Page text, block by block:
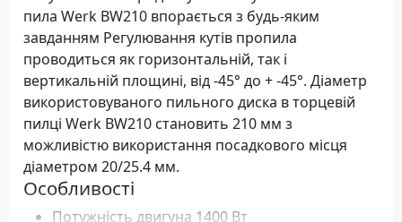
пила Werk BW210 впорається з будь-яким
завданням Регулювання кутів пропила
проводиться як горизонтальній, так і
вертикальній площині, від -45° до + -45°. Діаметр
використовуваного пильного диска в торцевій
пилці Werk BW210 становить 210 мм з
можливістю використання посадкового місця
діаметром 20/25.4 мм.
Особливості
Потужність двигуна 1400 Вт